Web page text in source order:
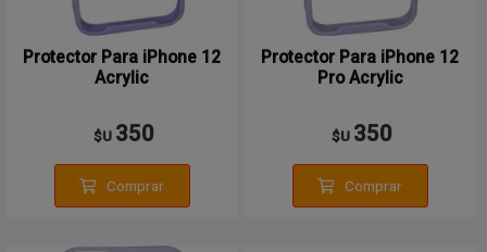
Protector Para iPhone 12
Acrylic
$U 350
Comprar
Protector Para iPhone 12
Pro Acrylic
$U 350
Comprar